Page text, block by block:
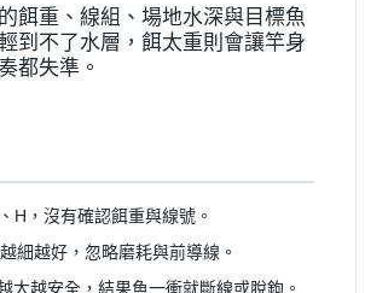
餌重、線組、場地水深與目標魚
到不了水層，餌太重則會讓竿身
都失準。
H，沒有確認餌重與線號。
細越好，忽略磨耗與前導線。
大越安全，結果魚一衝就斷線或脫鉤。